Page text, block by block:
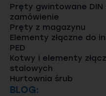
Pręty gwintowane DIN
zamówienie
Pręty z magazynu
Elementy złączne do
PED
Kotwy i elementy
stalowych
Hurtownia śrub
BLOG: